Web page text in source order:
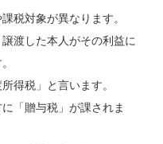
税対象が異なります。
渡した本人がその利益に
得税」と言います。
「贈与税」が課されま